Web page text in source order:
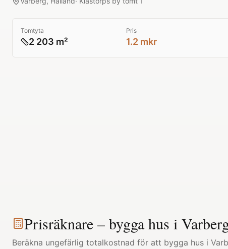
Tomtyta
2 203 m²
Pris
1.2 mkr
Prisräknare – bygga hus i
Beräkna ungefärlig totalkostnad för att bygga hus i